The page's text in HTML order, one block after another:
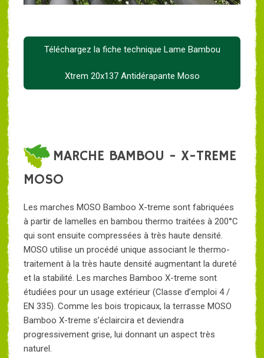
Téléchargez la fiche technique Lame Bambou
Xtrem 20x137 Antidérapante Moso
MARCHE BAMBOU - X-TREME
MOSO
Les marches MOSO Bamboo X-treme sont fabriquées
à partir de lamelles en bambou thermo traitées à 200°C
qui sont ensuite compressées à très haute densité.
MOSO utilise un procédé unique associant le thermo-
traitement à la très haute densité augmentant la dureté
et la stabilité. Les marches Bamboo X-treme sont
étudiées pour un usage extérieur (Classe d’emploi 4 /
EN 335). Comme les bois tropicaux, la terrasse MOSO
Bamboo X-treme s’éclaircira et deviendra
progressivement grise, lui donnant un aspect très
naturel.